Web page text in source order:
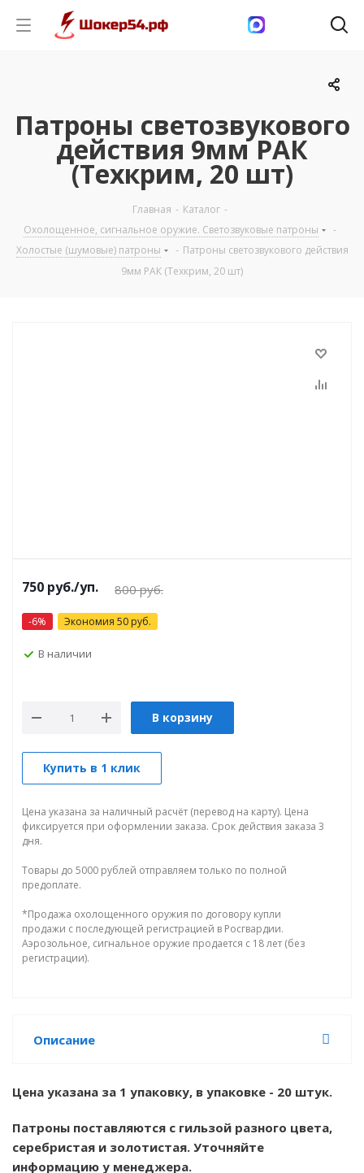
Патроны светозвукового
действия 9мм РАК
(Техкрим, 20 шт)
Главная - Каталог -
Охолощенное, сигнальное оружие. Светозвуковые патроны
-
Холостые (шумовые) патроны
- Патроны светозвукового действия
9мм РАК (Техкрим, 20 шт)
750 руб./уп. 800руб.
-6% Экономия 50 руб.
В наличии
В корзину
Купить в 1 клик
Цена указана за наличный расчёт (перевод на карту). Цена
фиксируется при оформлении заказа. Срок действия заказа 3
дня.
Товары до 5000 рублей отправляем только по полной
предоплате.
*Продажа охолощенного оружия по договору купли
продажи с последующей регистрацией в Росгвардии.
Аэрозольное, сигнальное оружие продается с 18 лет (без
регистрации).
Описание
Цена указана за 1 упаковку, в упаковке - 20 штук.
Патроны поставляются с гильзой разного цвета,
серебристая и золотистая. Уточняйте
информацию у менеджера.